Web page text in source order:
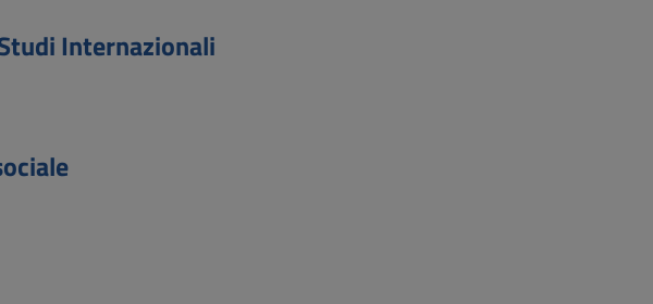
Internazionali